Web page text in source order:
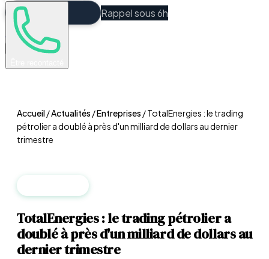
Rappel sous 6h
Espace Client
Accueil/Actualités /Entreprises /TotalEnergies : le trading
pétrolier a doublé à près d'un milliard de dollars au dernier
trimestre
TotalEnergies : le trading pétrolier a
doublé à près d'un milliard de dollars au
dernier trimestre